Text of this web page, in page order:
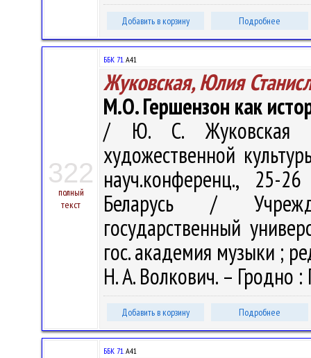
Добавить в корзину Подробнее
322
полный
текст
ББК 71.А41
Жуковская, Юлия
М.О. Гершензон как
/ Ю. С. Жуковская //
художественной
науч.конференц., 25-
Беларусь /
государственный
гос. академия музыки ;
Н. А. Волкович. – Гродно
Добавить в корзину Подробнее
ББК 71.А41